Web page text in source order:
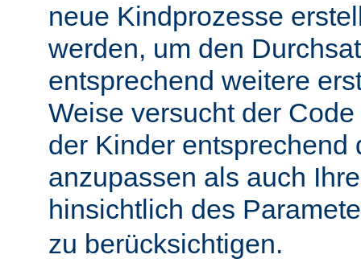
neue Kindprozesse
werden, um den
entsprechend weitere
Weise versucht der
der Kinder entsprechend
anzupassen als auch
hinsichtlich des
zu berücksichtigen.